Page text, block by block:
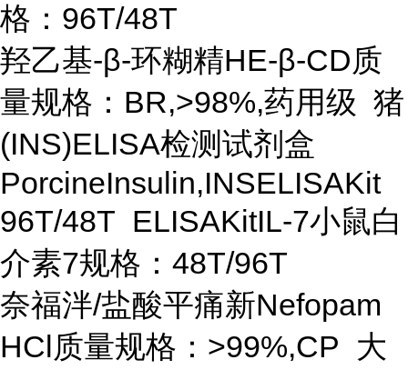
格：96T/48T
羟乙基-β-环糊精HE-β-CD质
量规格：BR,>98%,药用级 猪
(INS)ELISA检测试剂盒
PorcineInsulin,INSELISAKit
96T/48T ELISAKitIL-7小鼠白
介素7规格：48T/96T
奈福泮/盐酸平痛新Nefopam
HCl质量规格：>99%,CP 大